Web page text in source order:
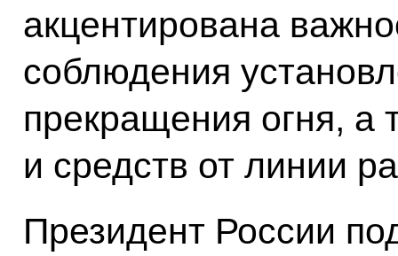
акцентирована
соблюдения
прекращения огня, а
и средств от линии
Президент России